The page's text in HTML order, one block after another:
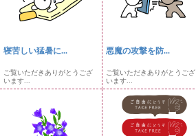
寝苦しい猛暑に...
ご覧いただきありがとうござ
います...
悪魔の攻撃を防...
ご覧いただきありがとうござ
います...